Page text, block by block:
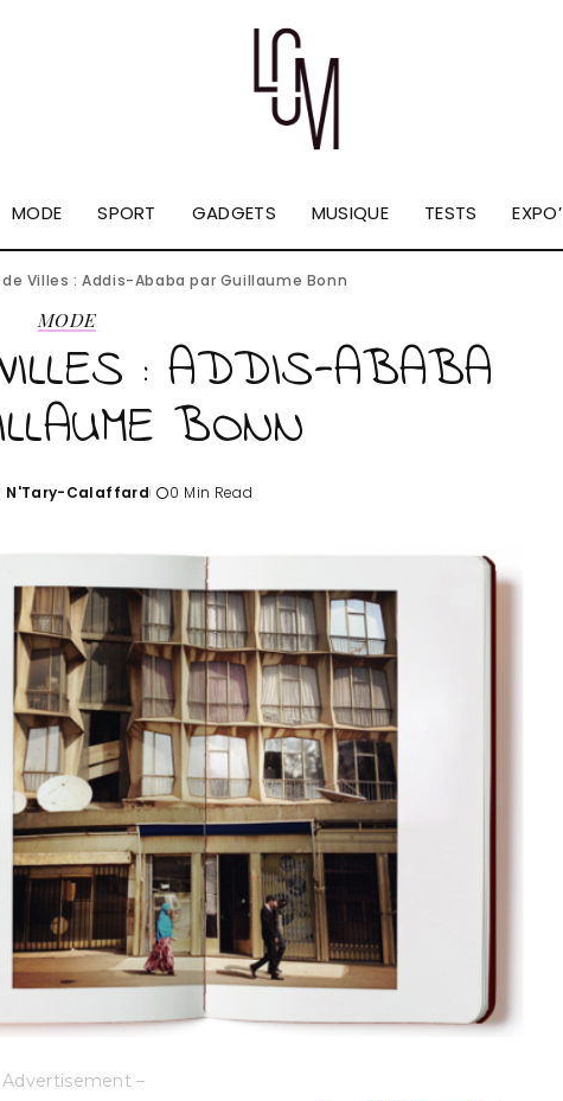
MODE SPORT GADGETS MUSIQUE TESTS EXPO’
Villes : Addis-Ababa par Guillaume Bonn
MODE
: ADDIS-ABABA
BONN
N'Tary-Calaffard 0 Min Read
Advertisement –